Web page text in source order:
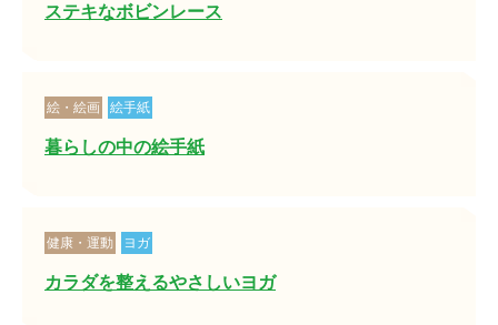
ステキなボビンレース
絵・絵画 絵手紙
暮らしの中の絵手紙
健康・運動 ヨガ
カラダを整えるやさしいヨガ